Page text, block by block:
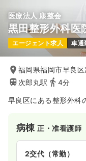
医療法人 康整会
黒田整形外科医
エージェント求人 車通
福岡県福岡市早良
次郎丸駅
4分
早良区にある整形外科
病棟正・准看護師
2交代（常勤）